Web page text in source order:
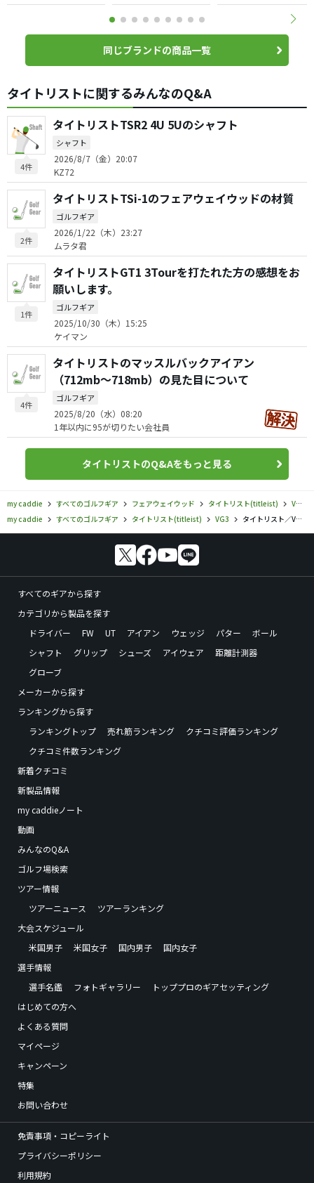
同じブランドの商品一覧
タイトリストに関するみんなのQ&A
4件
タイトリストTSR2 4U 5Uのシャフト
シャフト
2026/8/7（金）20:07
KZ72
2件
タイトリストTSi-1のフェアウェイウッドの材質
ゴルフギア
2026/1/22（木）23:27
ムラタ君
1件
タイトリストGT1 3Tourを打たれた方の感想をお
願いします。
ゴルフギア
2025/10/30（木）15:25
ケイマン
4件
タイトリストのマッスルバックアイアン
（712mb〜718mb）の見た目について
ゴルフギア
2025/8/20（水）08:20
1年以内に95が切りたい会社員
タイトリストのQ&Aをもっと見る
my caddie すべてのゴルフギア フェアウェイウッド タイトリスト(titleist)
VG3
my caddie
すべてのゴルフギア タイトリスト(titleist) VG3 タイトリスト／VG3／VG3 ウィメンズ フェアウェイメタル（2016）の口コミ評価
すべてのギアから探す
カテゴリから製品を探す
ドライバー
FW UT アイアン ウェッジ パター
ボール
シャフト
グリップ シューズ アイウェア
距離計測器
グローブ
メーカーから探す
ランキングから探す
ランキングトップ
売れ筋ランキング
クチコミ評価ランキング
クチコミ件数ランキング
新着クチコミ
新製品情報
my caddieノート
動画
みんなのQ&A
ゴルフ場検索
ツアー情報
ツアーニュース
ツアーランキング
大会スケジュール
米国男子
米国女子 国内男子
国内女子
選手情報
選手名鑑
フォトギャラリー
トッププロのギアセッティング
はじめての方へ
よくある質問
マイページ
キャンペーン
特集
お問い合わせ
免責事項・コピーライト
プライバシーポリシー
利用規約